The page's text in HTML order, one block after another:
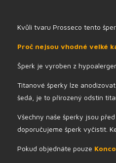
Kvůli tvaru Prosseco tento
Proč nejsou vhodné velké
Šperk je vyroben z
Titanové šperky lze
šedá, je to přirozený odstín
Všechny naše šperky jsou
doporučujeme šperk vyčistit.
Pokud objednáte pouze